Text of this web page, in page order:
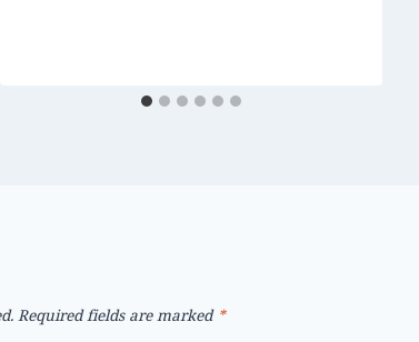
Required fields are marked *